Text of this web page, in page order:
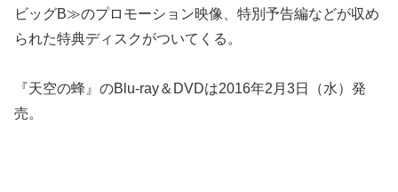
ビッグB≫のプロモーション映像、特別予告編などが収め
られた特典ディスクがついてくる。
『天空の蜂』のBlu-ray＆DVDは2016年2月3日（水）発
売。